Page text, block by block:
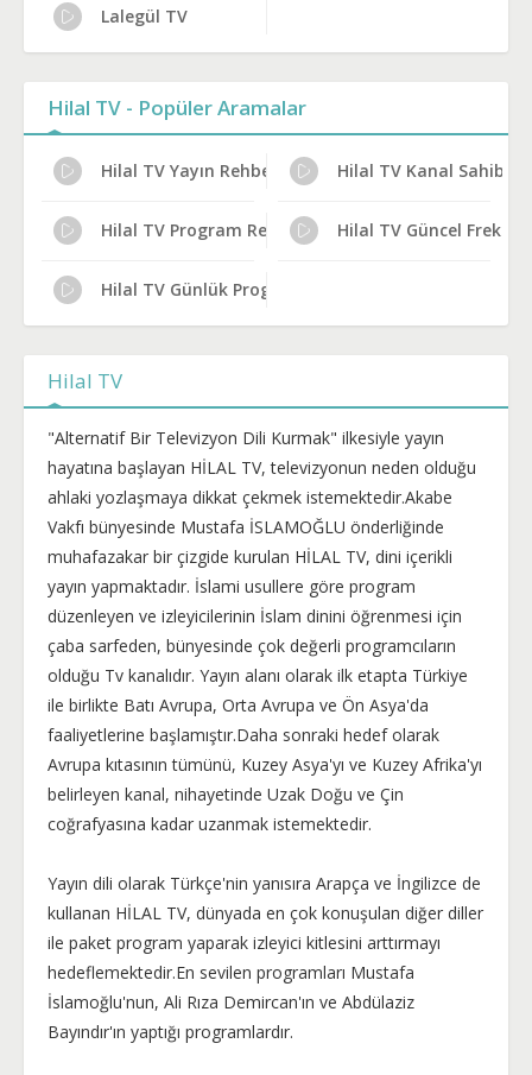
Lalegül TV
Hilal TV - Popüler Aramalar
Hilal TV Yayın Rehberi Hilal TV Kanal Sahibi
Hilal TV Program Reytingleri Hilal TV Güncel
Hilal TV Günlük Program Akışı
Hilal TV
"Alternatif Bir Televizyon Dili Kurmak" ilkesiyle yayın
hayatına başlayan HİLAL TV, televizyonun neden olduğu
ahlaki yozlaşmaya dikkat çekmek istemektedir.Akabe
Vakfı bünyesinde Mustafa İSLAMOĞLU önderliğinde
muhafazakar bir çizgide kurulan HİLAL TV, dini içerikli
yayın yapmaktadır. İslami usullere göre program
düzenleyen ve izleyicilerinin İslam dinini öğrenmesi için
çaba sarfeden, bünyesinde çok değerli programcıların
olduğu Tv kanalıdır. Yayın alanı olarak ilk etapta Türkiye
ile birlikte Batı Avrupa, Orta Avrupa ve Ön Asya'da
faaliyetlerine başlamıştır.Daha sonraki hedef olarak
Avrupa kıtasının tümünü, Kuzey Asya'yı ve Kuzey Afrika'yı
belirleyen kanal, nihayetinde Uzak Doğu ve Çin
coğrafyasına kadar uzanmak istemektedir.
Yayın dili olarak Türkçe'nin yanısıra Arapça ve İngilizce de
kullanan HİLAL TV, dünyada en çok konuşulan diğer diller
ile paket program yaparak izleyici kitlesini arttırmayı
hedeflemektedir.En sevilen programları Mustafa
İslamoğlu'nun, Ali Rıza Demircan'ın ve Abdülaziz
Bayındır'ın yaptığı programlardır.